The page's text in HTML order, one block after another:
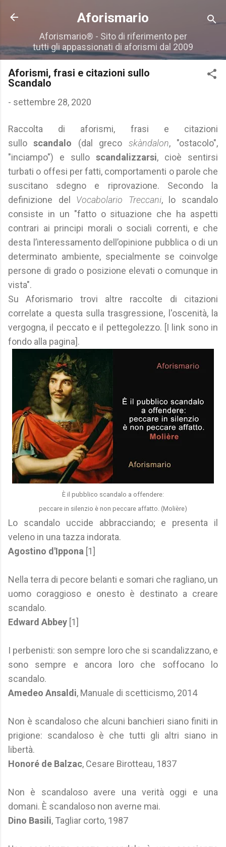
Passa ai contenuti principali
Aforismario
Aforismario® - Sito di riferimento per
tutti gli appassionati di aforismi dal 2009
Aforismi, frasi e citazioni sullo
Scandalo
- settembre 28, 2020
Raccolta di aforismi, frasi e citazioni
sulloscandalo (dal greco skàndalon, "ostacolo",
"inciampo") e sullo scandalizzarsi, cioè sentirsi
turbati o offesi per fatti, comportamenti o parole che
suscitano sdegno e riprovazione. Secondo la
definizione del Vocabolario Treccani, lo scandalo
consiste in un "fatto o situazione che ha aspetti
contrari ai principi morali o sociali correnti, e che
desta l’interessamento dell’opinione pubblica o di un
determinato ambiente, specialmente se coinvolge
persone di grado o posizione elevati o comunque in
vista".
Su Aforismario trovi altre raccolte di citazioni
correlate a questa sulla trasgressione, l'oscenità, la
vergogna, il peccato e il pettegolezzo. [I link sono in
fondo alla pagina].
È il pubblico scandalo a offendere:
peccare in silenzio è non peccare affatto. (Molière)
Lo scandalo uccide abbracciando; e presenta il
veleno in una tazza indorata.
Agostino d'Ippona [1]
Nella terra di pecore belanti e somari che ragliano, un
uomo coraggioso e onesto è destinato a creare
scandalo.
Edward Abbey [1]
I perbenisti: son sempre loro che si scandalizzano, e
sono sempre e ancora loro che soffocano lo
scandalo.
Amedeo Ansaldi, Manuale di scetticismo, 2014
Non è scandaloso che alcuni banchieri siano finiti in
prigione: scandaloso è che tutti gli altri siano in
libertà.
Honoré de Balzac, Cesare Birotteau, 1837
Non è scandaloso avere una verità oggi e una
domani. È scandaloso non averne mai.
Dino Basili, Tagliar corto, 1987